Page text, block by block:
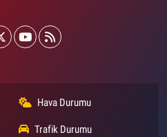
Hava Durumu
Trafik Durumu